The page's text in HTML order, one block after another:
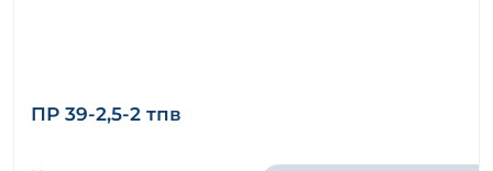
ПР 39-2,5-2 тпв